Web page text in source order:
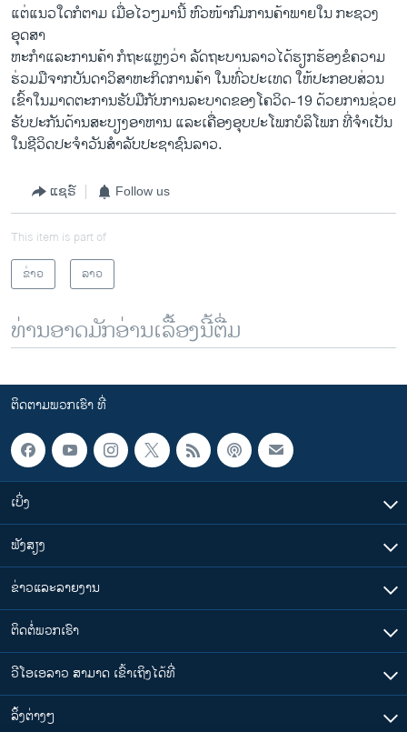
ແຕ່ແນວໃດກໍຕາມ ເມື່ອໄວໆມານີ້ ຫົວໜ້າກົມການຄ້າພາຍໃນ ກະຊວງ
ອຸດສາ
ຫະກຳແລະການຄ້າ ກໍຖະແຫຼງວ່າ ລັດຖະບານລາວໄດ້ຮຽກຮ້ອງຂໍຄວາມ
ຮ່ວມມືຈາກບັນດາວິສາຫະກິດການຄ້າ ໃນທົ່ວປະເທດ ໃຫ້ປະກອບສ່ວນ
ເຂົ້າໃນມາດຕະການຮັບມືກັບການລະບາດຂອງໂຄວິດ-19 ດ້ວຍການຊ່ວຍ
ຮັບປະກັນດ້ານສະບຽງອາຫານ ແລະເຄື່ອງອຸບປະໂພກບໍລິໂພກ ທີ່ຈຳເປັນ
ໃນຊີວິດປະຈຳວັນສຳລັບປະຊາຊົນລາວ.
ແຊຣ໌ Follow us
This item is part of
ຂ່າວ
ລາວ
ທ່ານອາດມັກອ່ານເລື້ອງນີ້ຕື່ມ
ຕິດຕາມພວກເຮົາ ທີ່
ເບິ່ງ
ຟັງສຽງ
ຂ່າວແລະລາຍງານ
ຕິດຕໍ່ພວກເຮົາ
ວີໂອເອລາວ ສາມາດ ເຂົ້າເຖິງໄດ້ທີ່
​ລິ້ງ​ຕ່າງໆ